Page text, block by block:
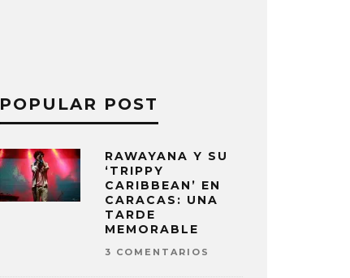
POPULAR POST
RAWAYANA Y SU
‘TRIPPY
CARIBBEAN’ EN
CARACAS: UNA
TARDE
MEMORABLE
3 COMENTARIOS